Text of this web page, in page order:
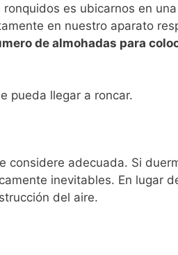
es ubicarnos en
en nuestro aparato
de almohadas para
pueda llegar a roncar.
considere adecuada. Si
inevitables. En lugar
del aire.